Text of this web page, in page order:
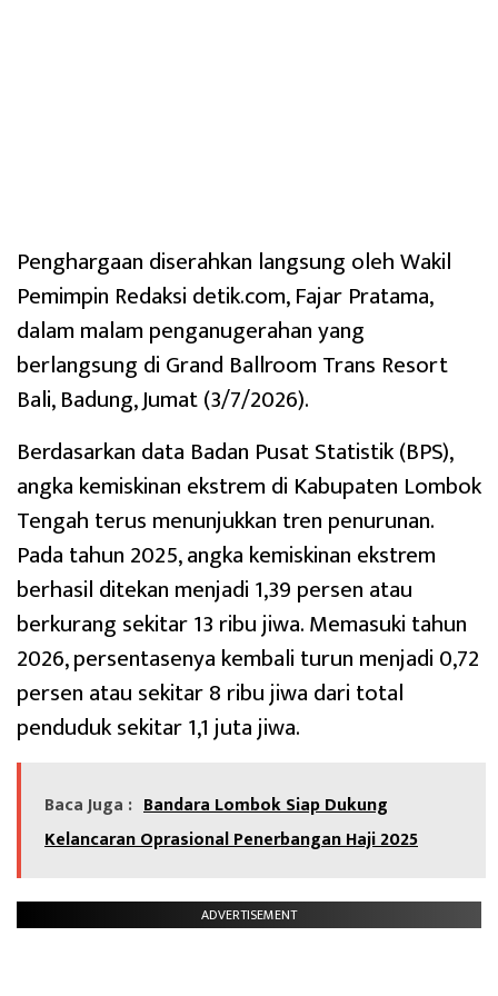
Penghargaan diserahkan langsung oleh Wakil
Pemimpin Redaksi detik.com, Fajar Pratama,
dalam malam penganugerahan yang
berlangsung di Grand Ballroom Trans Resort
Bali, Badung, Jumat (3/7/2026).
Berdasarkan data Badan Pusat Statistik (BPS),
angka kemiskinan ekstrem di Kabupaten Lombok
Tengah terus menunjukkan tren penurunan.
Pada tahun 2025, angka kemiskinan ekstrem
berhasil ditekan menjadi 1,39 persen atau
berkurang sekitar 13 ribu jiwa. Memasuki tahun
2026, persentasenya kembali turun menjadi 0,72
persen atau sekitar 8 ribu jiwa dari total
penduduk sekitar 1,1 juta jiwa.
Baca Juga : Bandara Lombok Siap Dukung
Kelancaran Oprasional Penerbangan Haji 2025
ADVERTISEMENT